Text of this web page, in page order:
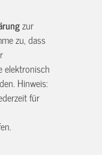
zur
zu, dass
elektronisch
Hinweis:
für